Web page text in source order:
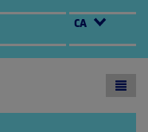
CA